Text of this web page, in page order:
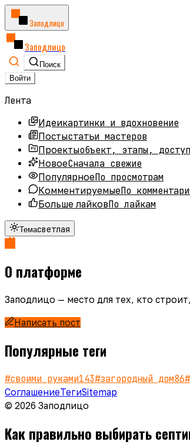
Заподлицо
Заподлицо
Поиск
Войти
Лента
Идеикартинки и вдохновение
Постыстатьи мастеров
Проектыобъект, этапы, доступ
НовоеСначала свежие
ПопулярноеПо просмотрам
КомментируемыеПо
Больше лайковПо лайкам
Темасветлая
О платформе
Заподлицо — место для тех, кто
Написать пост
Популярные теги
#своими руками143#загородный дом86#
СоглашениеТегиSitemap
© 2026 Заподлицо
Как правильно выбирать